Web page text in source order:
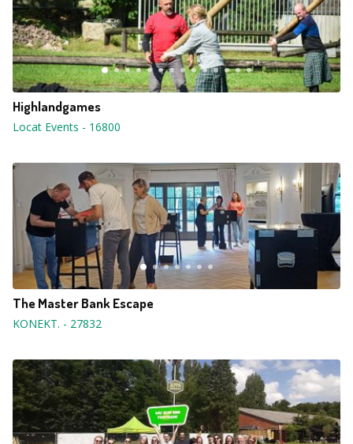
Highlandgames
Locat Events - 16800
The Master Bank Escape
KONEKT. - 27832